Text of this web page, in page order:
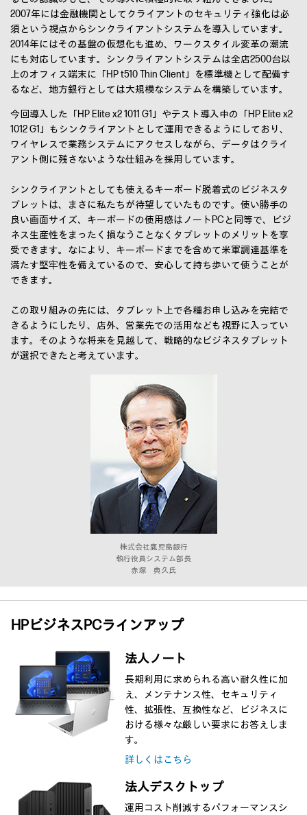
2007年には金融機関としてクライアントのセキュリティ強化は必
須という視点からシンクライアントシステムを導入しています。
2014年にはその基盤の仮想化も進め、ワークスタイル変革の潮流
にも対応しています。シンクライアントシステムは全店2500台以
上のオフィス端末に「HP t510 Thin Client」を標準機として配備す
るなど、地方銀行としては大規模なシステムを構築しています。
今回導入した「HP Elite x2 1011 G1」やテスト導入中の「HP Elite x2
1012 G1」もシンクライアントとして運用できるようにしており、
ワイヤレスで業務システムにアクセスしながら、データはクライ
アント側に残さないような仕組みを採用しています。
シンクライアントとしても使えるキーボード脱着式のビジネスタ
ブレットは、まさに私たちが待望していたものです。使い勝手の
良い画面サイズ、キーボードの使用感はノートPCと同等で、ビジ
ネス生産性をまったく損なうことなくタブレットのメリットを享
受できます。なにより、キーボードまでを含めて米軍調達基準を
満たす堅牢性を備えているので、安心して持ち歩いて使うことが
できます。
この取り組みの先には、タブレット上で各種お申し込みを完結で
きるようにしたり、店外、営業先での活用なども視野に入ってい
ます。そのような将来を見越して、戦略的なビジネスタブレット
が選択できたと考えています。
株式会社鹿児島銀行
執行役員システム部長
赤塚 典久氏
HPビジネスPCラインアップ
法人ノート
長期利用に求められる高い耐久性に加
え、メンテナンス性、セキュリティ
性、拡張性、互換性など、ビジネスに
おける様々な厳しい要求にお答えしま
す。
詳しくはこちら
法人デスクトップ
運用コスト削減するパフォーマンスシ